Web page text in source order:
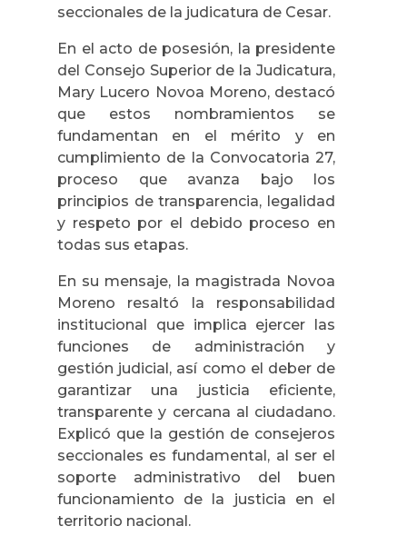
seccionales de la judicatura de Cesar.
En el acto de posesión, la presidente
del Consejo Superior de la Judicatura,
Mary Lucero Novoa Moreno, destacó
que estos nombramientos se
fundamentan en el mérito y en
cumplimiento de la Convocatoria 27,
proceso que avanza bajo los
principios de transparencia, legalidad
y respeto por el debido proceso en
todas sus etapas.
En su mensaje, la magistrada Novoa
Moreno resaltó la responsabilidad
institucional que implica ejercer las
funciones de administración y
gestión judicial, así como el deber de
garantizar una justicia eficiente,
transparente y cercana al ciudadano.
Explicó que la gestión de consejeros
seccionales es fundamental, al ser el
soporte administrativo del buen
funcionamiento de la justicia en el
territorio nacional.